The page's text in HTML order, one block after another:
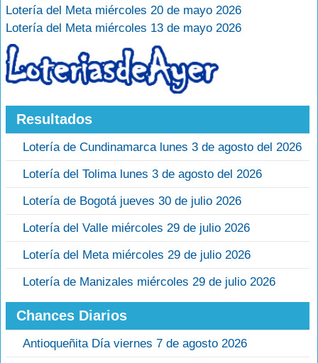
Lotería del Meta miércoles 20 de mayo 2026
Lotería del Meta miércoles 13 de mayo 2026
Resultados
Lotería de Cundinamarca lunes 3 de agosto del 2026
Lotería del Tolima lunes 3 de agosto del 2026
Lotería de Bogotá jueves 30 de julio 2026
Lotería del Valle miércoles 29 de julio 2026
Lotería del Meta miércoles 29 de julio 2026
Lotería de Manizales miércoles 29 de julio 2026
Chances Diarios
Antioqueñita Día viernes 7 de agosto 2026